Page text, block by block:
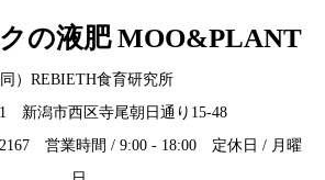
の液肥 MOO&PLANT
同）REBIETH食育研究所
新潟市西区寺尾朝日通り15-48
営業時間 / 9:00 - 18:00 定休日 / 月曜